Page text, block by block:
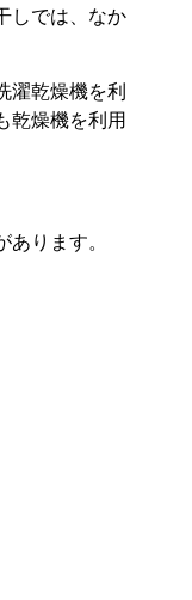
しでは、なか
濯乾燥機を利
乾燥機を利用
あります。